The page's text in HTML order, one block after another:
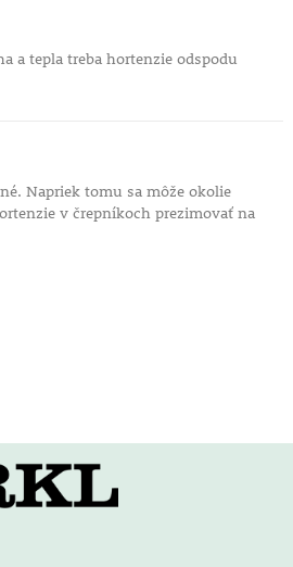
a tepla treba hortenzie odspodu
Napriek tomu sa môže okolie
v črepníkoch prezimovať na